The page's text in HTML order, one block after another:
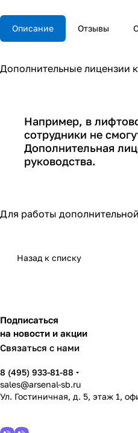
Описание Отзывы
Дополнительные лицензии
Например, в
сотрудники не
Дополнительная
руководства.
Для работы
Назад к списку
Подписаться
на новости и акции
Связаться с нами
8 (495) 933-81-88
sales@arsenal-sb.ru
Ул. Гостиничная, д. 5, этаж 1,